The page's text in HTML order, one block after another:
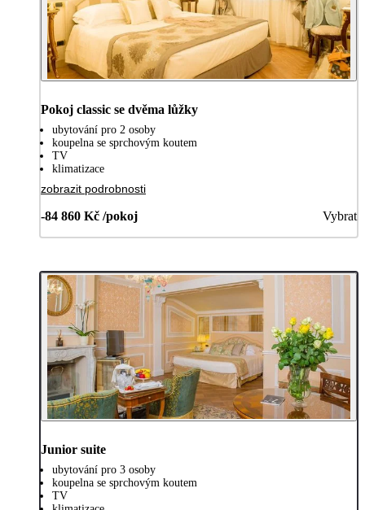
Pokoj classic se dvěma lůžky
ubytování pro 2 osoby
koupelna se sprchovým koutem
TV
klimatizace
zobrazit podrobnosti
-84 860 Kč /pokoj Vybrat
Junior suite
ubytování pro 3 osoby
koupelna se sprchovým koutem
TV